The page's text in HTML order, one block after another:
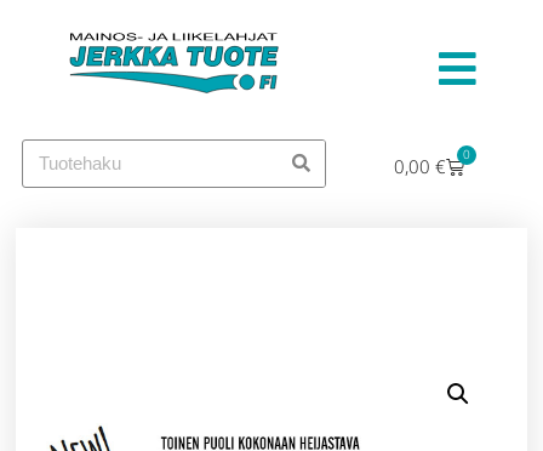
0,00 € 0